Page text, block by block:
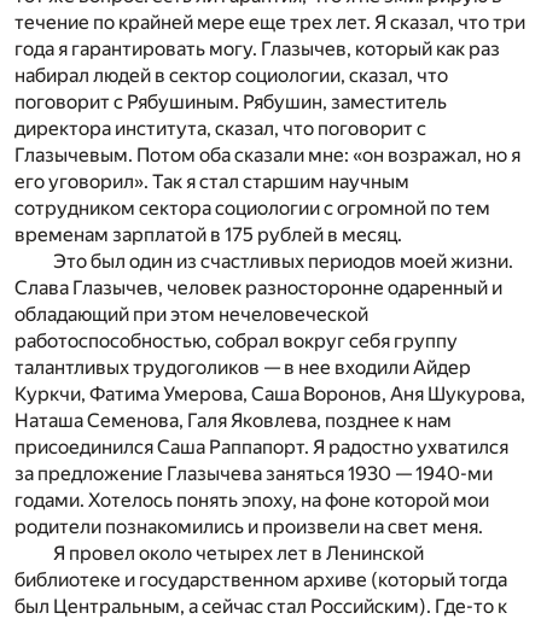
течение по крайней мере еще трех лет. Я сказал, что три
года я гарантировать могу. Глазычев, который как раз
набирал людей в сектор социологии, сказал, что
поговорит с Рябушиным. Рябушин, заместитель
директора института, сказал, что поговорит с
Глазычевым. Потом оба сказали мне: «он возражал, но я
его уговорил». Так я стал старшим научным
сотрудником сектора социологии с огромной по тем
временам зарплатой в 175 рублей в месяц.
Это был один из счастливых периодов моей жизни.
Слава Глазычев, человек разносторонне одаренный и
обладающий при этом нечеловеческой
работоспособностью, собрал вокруг себя группу
талантливых трудоголиков — в нее входили Айдер
Куркчи, Фатима Умерова, Саша Воронов, Аня Шукурова,
Наташа Семенова, Галя Яковлева, позднее к нам
присоединился Саша Раппапорт. Я радостно ухватился
за предложение Глазычева заняться 1930 — 1940-ми
годами. Хотелось понять эпоху, на фоне которой мои
родители познакомились и произвели на свет меня.
Я провел около четырех лет в Ленинской
библиотеке и государственном архиве (который тогда
был Центральным, а сейчас стал Российским). Где-то к